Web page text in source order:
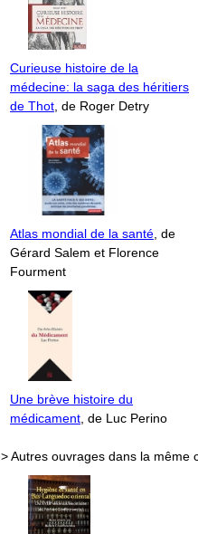
Curieuse histoire de la
médecine: la saga des héritiers
de Thot, de Roger Detry
Atlas mondial de la santé, de
Gérard Salem et Florence
Fourment
Une brève histoire du
médicament, de Luc Perino
> Autres ouvrages dans la même